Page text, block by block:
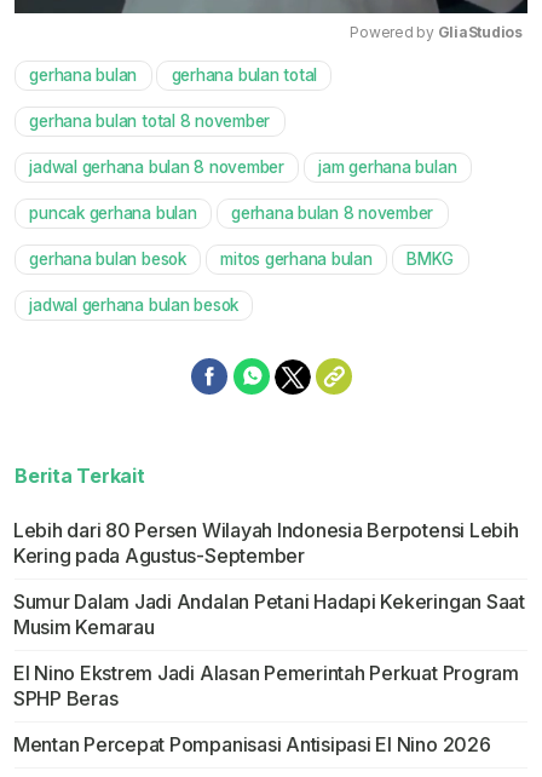
Powered by GliaStudios
gerhana bulan gerhana bulan total
gerhana bulan total 8 november
jadwal gerhana bulan 8 november jam gerhana bulan
puncak gerhana bulan gerhana bulan 8 november
gerhana bulan besok mitos gerhana bulan BMKG
jadwal gerhana bulan besok
Berita Terkait
Lebih dari 80 Persen Wilayah Indonesia Berpotensi Lebih
Kering pada Agustus-September
Sumur Dalam Jadi Andalan Petani Hadapi Kekeringan Saat
Musim Kemarau
El Nino Ekstrem Jadi Alasan Pemerintah Perkuat Program
SPHP Beras
Mentan Percepat Pompanisasi Antisipasi El Nino 2026